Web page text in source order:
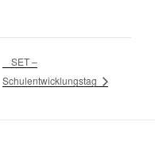
SET –
Schulentwicklungstag